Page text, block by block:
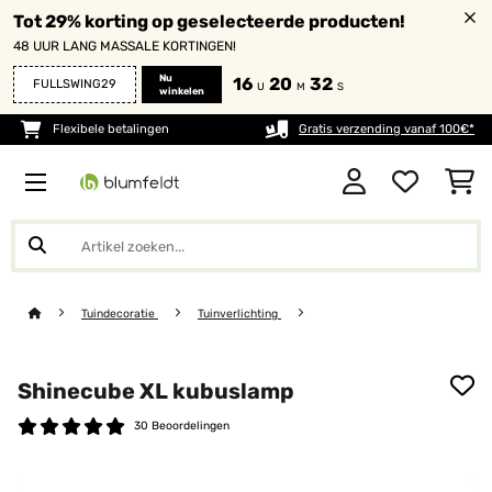
Tot 29% korting op geselecteerde producten!
48 UUR LANG MASSALE KORTINGEN!
FULLSWING29
Nu
winkelen
16 U 20 M 32 S
Flexibele betalingen Gratis verzending vanaf 100€*
Tuindecoratie Tuinverlichting
Shinecube XL kubuslamp
30 Beoordelingen